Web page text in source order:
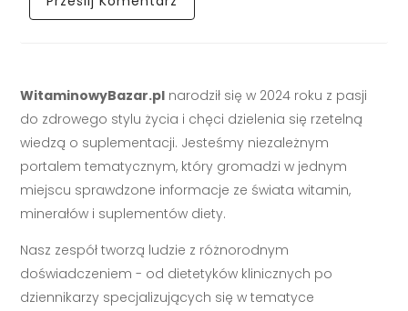
WitaminowyBazar.pl narodził się w 2024 roku z pasji
do zdrowego stylu życia i chęci dzielenia się rzetelną
wiedzą o suplementacji. Jesteśmy niezależnym
portalem tematycznym, który gromadzi w jednym
miejscu sprawdzone informacje ze świata witamin,
minerałów i suplementów diety.
Nasz zespół tworzą ludzie z różnorodnym
doświadczeniem - od dietetyków klinicznych po
dziennikarzy specjalizujących się w tematyce